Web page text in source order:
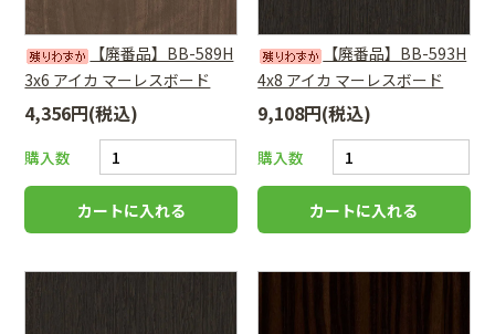
【廃番品】BB-589H
3x6 アイカ マーレスボード
4,356円(税込)
購入数
【廃番品】BB-593H
4x8 アイカ マーレスボード
9,108円(税込)
購入数